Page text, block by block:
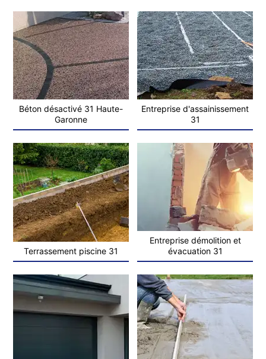
Béton désactivé 31 Haute-
Garonne
Entreprise d'assainissement
31
Terrassement piscine 31
Entreprise démolition et
évacuation 31